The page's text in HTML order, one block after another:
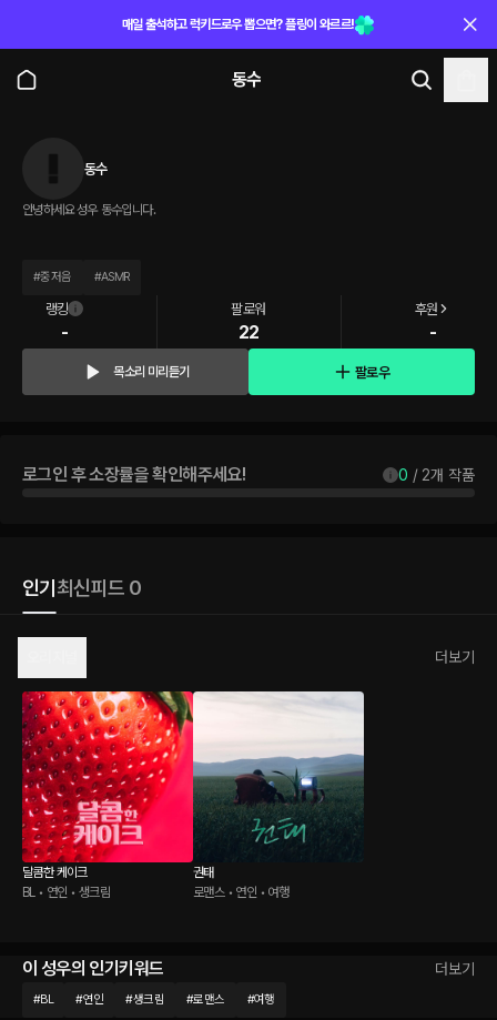
매일 출석하고 럭키드로우 뽑으면? 플링이 와르르!
동수
동수
안녕하세요 성우 동수입니다.
#중저음 #ASMR
랭킹
-
팔로워
22
후원
-
목소리 미리듣기 팔로우
로그인 후 소장률을 확인해주세요! 0 / 2개 작품
인기 최신피드 0
더보기
달콤한 케이크
BL • 연인 • 생크림
권태
로맨스 • 연인 • 여행
이 성우의 인기키워드 더보기
#BL #연인 #생크림 #로맨스 #여행